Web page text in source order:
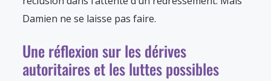
Damien ne se laisse pas faire.
Une réflexion sur les dérives
autoritaires et les luttes possibles